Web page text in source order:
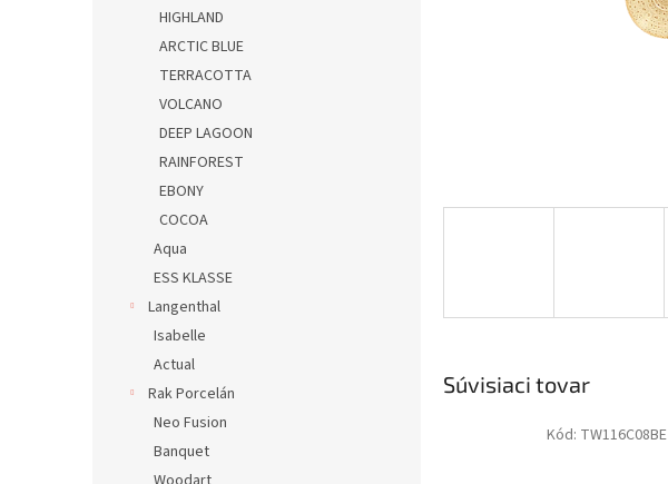
HIGHLAND
ARCTIC BLUE
TERRACOTTA
VOLCANO
DEEP LAGOON
RAINFOREST
EBONY
COCOA
Aqua
ESS KLASSE
Langenthal
Isabelle
Actual
Rak Porcelán
Neo Fusion
Banquet
Súvisiaci tovar
Kód: TW116C08BE